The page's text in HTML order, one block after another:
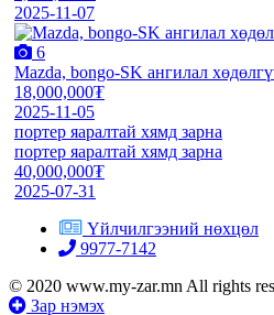
2025-11-07
6
Mazda, bongo-SK ангилал
18,000,000₮
2025-11-05
портер яаралтай хямд зарна
портер яаралтай хямд зарна
40,000,000₮
2025-07-31
Үйлчилгээний нөхцөл
9977-7142
© 2020 www.my-zar.mn All rights
Зар нэмэх